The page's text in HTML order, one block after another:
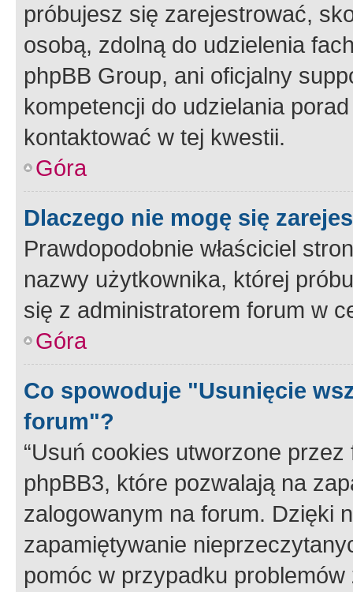
próbujesz się zarejestrować,
osobą, zdolną do udzielenia
phpBB Group, ani oficjalny
kompetencji do udzielania
kontaktować w tej kwestii.
Góra
Dlaczego nie mogę się
Prawdopodobnie właściciel
nazwy użytkownika, której
się z administratorem forum w
Góra
Co spowoduje "Usunięcie
forum"?
“Usuń cookies utworzone
phpBB3, które pozwalają na
zalogowanym na forum. Dzięki
zapamiętywanie
pomóc w przypadku